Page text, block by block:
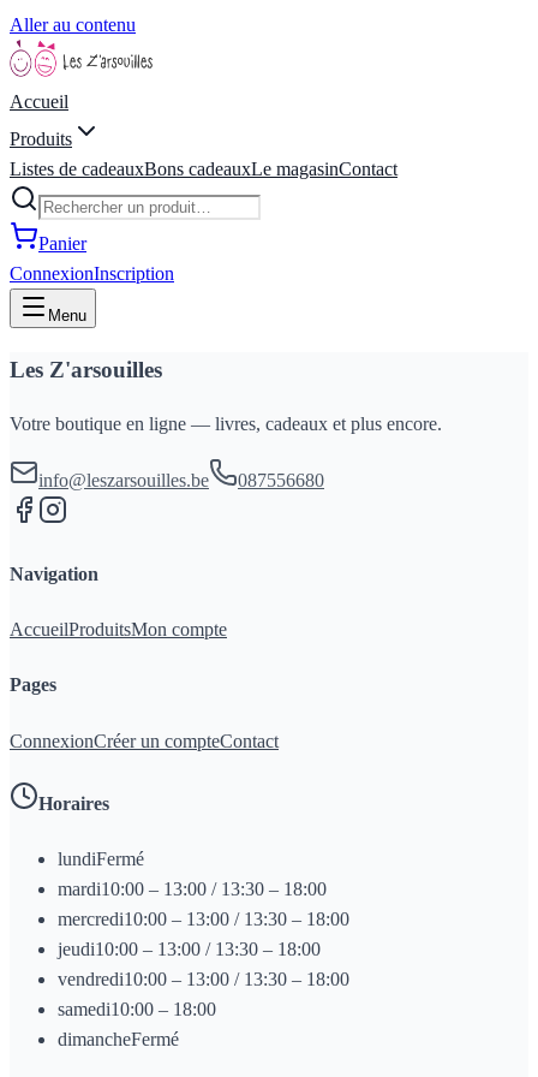
Aller au contenu
Accueil
Produits
Listes de cadeauxBons cadeauxLe magasinContact
Panier
ConnexionInscription
Menu
Les Z'arsouilles
Votre boutique en ligne — livres, cadeaux et plus encore.
info@leszarsouilles.be 087556680
Navigation
AccueilProduitsMon compte
Pages
ConnexionCréer un compteContact
Horaires
lundiFermé
mardi10:00 – 13:00 / 13:30 – 18:00
mercredi10:00 – 13:00 / 13:30 – 18:00
jeudi10:00 – 13:00 / 13:30 – 18:00
vendredi10:00 – 13:00 / 13:30 – 18:00
samedi10:00 – 18:00
dimancheFermé